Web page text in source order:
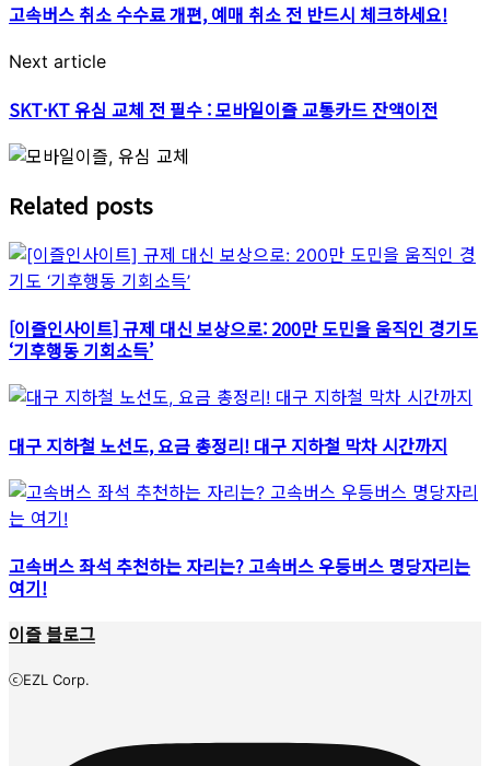
고속버스 취소 수수료 개편, 예매 취소 전 반드시 체크하세요!
Next article
SKT·KT 유심 교체 전 필수 : 모바일이즐 교통카드 잔액이전
Related posts
[이즐인사이트] 규제 대신 보상으로: 200만 도민을 움직인 경기도
‘기후행동 기회소득’
대구 지하철 노선도, 요금 총정리! 대구 지하철 막차 시간까지
고속버스 좌석 추천하는 자리는? 고속버스 우등버스 명당자리는
여기!
이즐 블로그
ⓒEZL Corp.